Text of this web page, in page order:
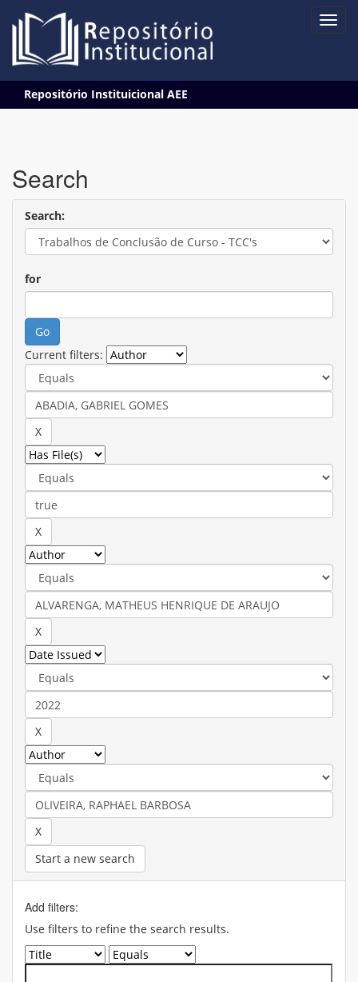
navigation
Repositório Instituicional AEE
Search
Search:
for
Current filters:
Start a new search
Add filters:
Use filters to refine the search results.